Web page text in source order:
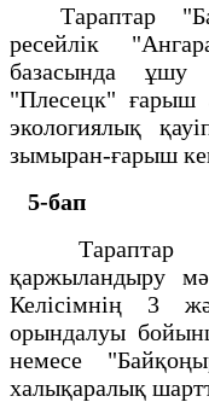
Тараптар
ресейлік
базасында ұшу
"Плесецк" ғарыш
экологиялық
зымыран-ғарыш
5-бап
Тараптар
қаржыландыру
Келісімнің 3
орындалуы
немесе
халықаралық